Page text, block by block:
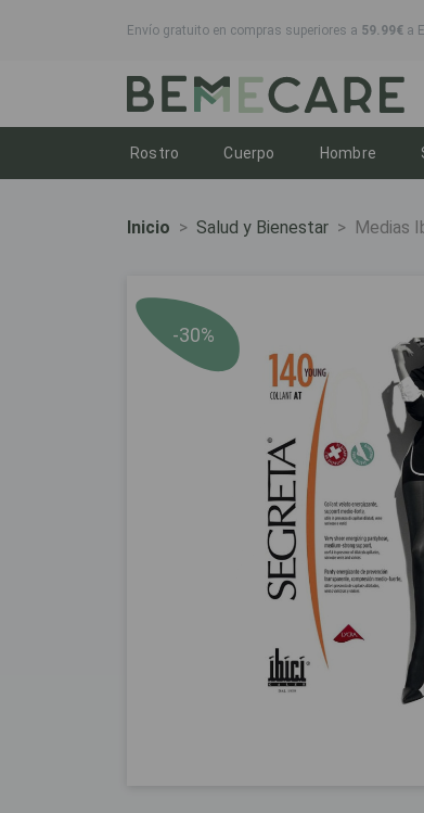
Envío gratuito en compras superiores a 59.99€ a
Rostro Toggle dropdown
Cuerpo Toggle dropdown
Hombre
Inicio Salud y Bienestar Medias
-30%